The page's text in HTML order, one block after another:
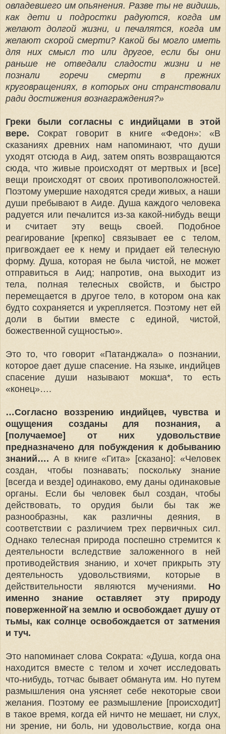
овладевшего им опьянения. Разве ты не видишь,
как дети и подростки радуются, когда им
желают долгой жизни, и печалятся, когда им
желают скорой смерти? Какой бы могло иметь
для них смысл то или другое, если бы они
раньше не отведали сладости жизни и не
познали горечи смерти в прежних
круговращениях, в которых они странствовали
ради достижения вознаграждения?»
Греки были согласны с индийцами в этой
вере. Сократ говорит в книге «Федон»: «В
сказаниях древних нам напоминают, что души
уходят отсюда в Аид, затем опять возвращаются
сюда, что живые происходят от мертвых и [все]
вещи происходят от своих противоположностей.
Поэтому умершие находятся среди живых, а наши
души пребывают в Аиде. Душа каждого человека
радуется или печалится из-за какой-нибудь вещи
и считает эту вещь своей. Подобное
реагирование [крепко] связывает ее с телом,
пригвождает ее к нему и придает ей те­лесную
форму. Душа, которая не была чистой, не может
отправиться в Аид; напротив, она выходит из
тела, полная телесных свойств, и быстро
перемещается в другое тело, в котором она как
будто сохраняется и укрепляется. Поэтому нет ей
доли в бытии вместе с единой, чистой,
божественной сущностью».
Это то, что говорит «Патанджала» о познании,
которое дает душе спасение. На языке, индийцев
спасение души называют мокша*, то есть
«конец»….
…Согласно воззрению индийцев, чувства и
ощущения созданы для познания, а
[получаемое] от них удовольствие
предназначено для побуждения к добыванию
знаний…. А в книге «Гита» [сказано]: «Человек
создан, чтобы познавать; поскольку знание
[всегда и везде] одинаково, ему даны одинаковые
органы. Если бы человек был создан, чтобы
действовать, то орудия были бы так же
разнообразны, как различны деяния, в
соответствии с раз­личием трех первичных сил.
Однако телесная природа поспешно стремится к
деятельности вследствие заложенного в ней
противодействия знанию, и хочет прикрыть эту
деятельность удовольствиями, которые в
действительности являются мучениями. Но
именно знание оставляет эту природу
поверженной̆ на землю и освобождает душу от
тьмы, как солнце освобождается от затмения
и туч.
Это напоминает слова Сократа: «Душа, когда она
находится вместе с телом и хочет исследовать
что-нибудь, тотчас бывает обманута им. Но путем
размышления она уясняет себе некоторые свои
желания. Поэтому ее размышление [происходит]
в такое время, когда ей ничто не мешает, ни слух,
ни зрение, ни боль, ни удовольствие, когда она